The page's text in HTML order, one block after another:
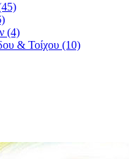
(4)
& Τοίχου (10)